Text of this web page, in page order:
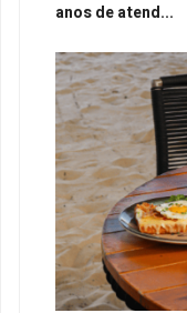
anos de atend...